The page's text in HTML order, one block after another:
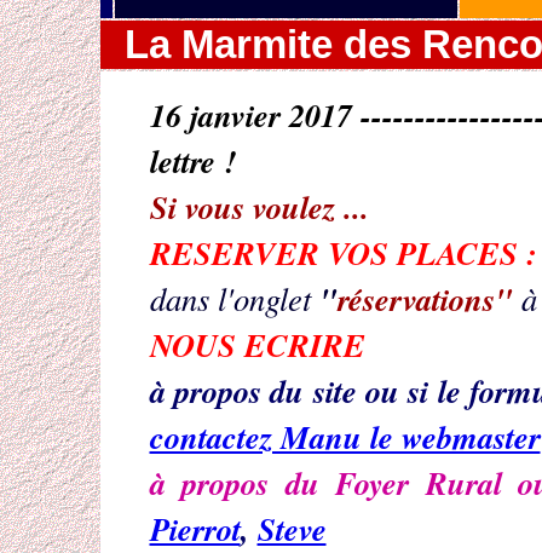
La Marmite des
16 janvier 2017
lettre !
Si vous voulez ...
RESERVER VOS PLACES
dans l'onglet"réservations"
NOUS ECRIRE
à propos du site ou si le
contactez Manu le webmaster
à propos du Foyer Rural
Pierrot, Steve